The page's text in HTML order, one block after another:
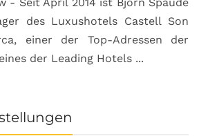
des Luxushotels Castell Son
einer der Top-Adressen der
der Leading Hotels ...